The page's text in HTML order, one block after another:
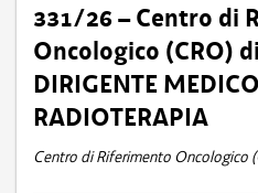
331/26 – Centro di
Oncologico (CRO)
DIRIGENTE
RADIOTERAPIA
Centro di Riferimento Oncologico